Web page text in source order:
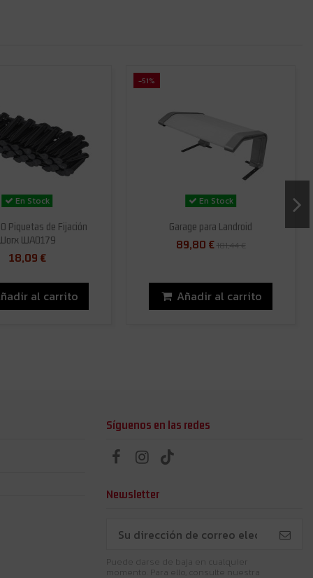
En Stock
Piquetas de Fijación
WA0179
18,09 €
al carrito
-51%
En Stock
Garage para Landroid
89,80 €181,44 €
Añadir al carrito
Síguenos en las redes
Newsletter
Puede darse de baja en cualquier
momento. Para ello, consulte nuestra